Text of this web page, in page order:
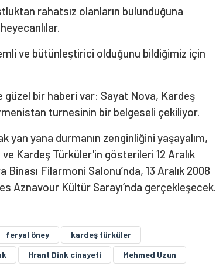
rahatsız olanların bulunduğuna
ve bütünleştirici olduğunu bildiğimiz için
güzel bir haberi var: Sayat Nova, Kardeş
turnesinin bir belgeseli çekiliyor.
yan yana durmanın zenginliğini yaşayalım,
Kardeş Türküler'in gösterileri 12 Aralık
Binası Filarmoni Salonu’nda, 13 Aralık 2008
Aznavour Kültür Sarayı’nda gerçekleşecek.
feryal öney
kardeş türküler
Hrant Dink cinayeti
Mehmed Uzun